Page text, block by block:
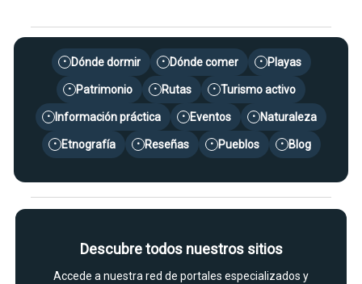
• Dónde dormir • Dónde comer • Playas
• Patrimonio • Rutas • Turismo activo
• Información práctica • Eventos • Naturaleza
• Etnografía • Reseñas • Pueblos • Blog
Descubre todos nuestros sitios
Accede a nuestra red de portales especializados y